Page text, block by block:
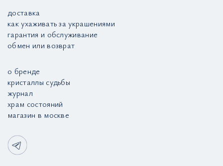
доставка
как ухаживать за украшениями
гарантия и обслуживание
обмен или возврат
о бренде
кристаллы судьбы
журнал
храм состояний
магазин в москве